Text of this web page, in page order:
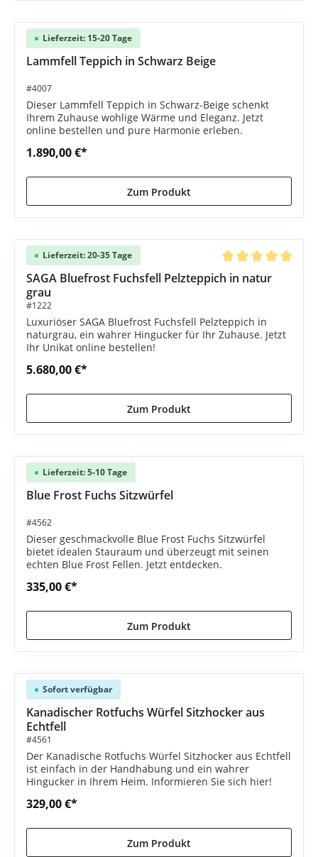
Lieferzeit: 15-20 Tage
Lammfell Teppich in Schwarz Beige
#4007
Dieser Lammfell Teppich in Schwarz-Beige schenkt
Ihrem Zuhause wohlige Wärme und Eleganz. Jetzt
online bestellen und pure Harmonie erleben.
1.890,00 €*
Zum Produkt
Lieferzeit: 20-35 Tage
Durchschnittliche
SAGA Bluefrost Fuchsfell Pelzteppich in natur
grau
#1222
Luxuriöser SAGA Bluefrost Fuchsfell Pelzteppich in
naturgrau, ein wahrer Hingucker für Ihr Zuhause. Jetzt
Ihr Unikat online bestellen!
5.680,00 €*
Zum Produkt
Lieferzeit: 5-10 Tage
Blue Frost Fuchs Sitzwürfel
#4562
Dieser geschmackvolle Blue Frost Fuchs Sitzwürfel
bietet idealen Stauraum und überzeugt mit seinen
echten Blue Frost Fellen. Jetzt entdecken.
335,00 €*
Zum Produkt
Sofort verfügbar
Kanadischer Rotfuchs Würfel Sitzhocker aus
Echtfell
#4561
Der Kanadische Rotfuchs Würfel Sitzhocker aus Echtfell
ist einfach in der Handhabung und ein wahrer
Hingucker in Ihrem Heim. Informieren Sie sich hier!
329,00 €*
Zum Produkt